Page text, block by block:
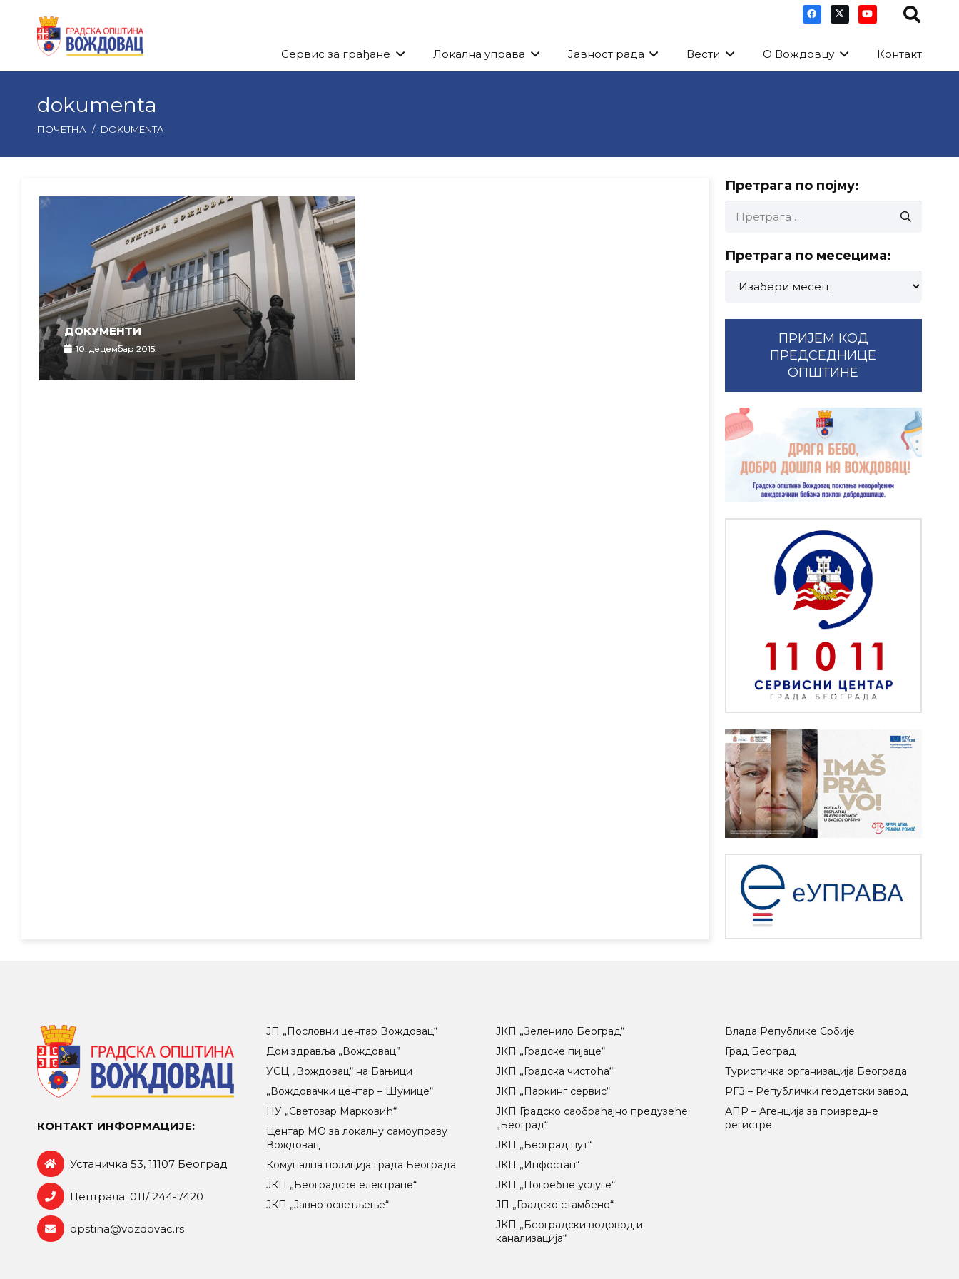
Сервис за грађане Локална управа Јавност рада Вести О Вождовцу Контакт
dokumenta
ПОЧЕТНА / DOKUMENTA
ДОКУМЕНТИ
10. децембар 2015.
Претрага по појму:
за:
Претрага по месецима:
ПРИЈЕМ КОД
ПРЕДСЕДНИЦЕ
ОПШТИНЕ
КОНТАКТ ИНФОРМАЦИЈЕ:
Устаничка 53, 11107 Београд
Централа: 011/ 244-7420
opstina@vozdovac.rs
ЈП „Пословни центар Вождовац“
Дом здравља „Вождовац”
УСЦ „Вождовац“ на Бањици
„Вождовачки центар – Шумице“
НУ „Светозар Марковић“
Центар МO за локалну самоуправу
Вождовац
Комунална полиција града Београда
ЈКП „Београдске електране“
ЈКП „Јавно осветљење“
ЈКП „Зеленило Београд“
ЈКП „Градске пијаце“
ЈКП „Градска чистоћа“
ЈКП „Паркинг сервис“
ЈКП Градско саобраћајно предузеће
„Београд“
ЈКП „Београд пут“
ЈКП „Инфостан“
ЈКП „Погребне услуге“
ЈП „Градско стамбено“
ЈКП „Београдски водовод и
канализација“
Влада Републике Србије
Град Београд
Туристичка организација Београда
РГЗ – Републички геодетски завод
АПР – Агенција за привредне
регистре